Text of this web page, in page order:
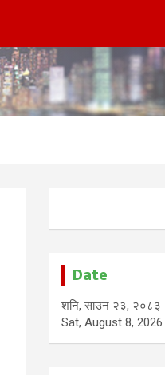
Date
शनि, साउन २३, २०८३
Sat, August 8, 2026